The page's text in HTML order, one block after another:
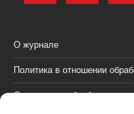
О журнале
Политика в отношении
Согласие на обработку